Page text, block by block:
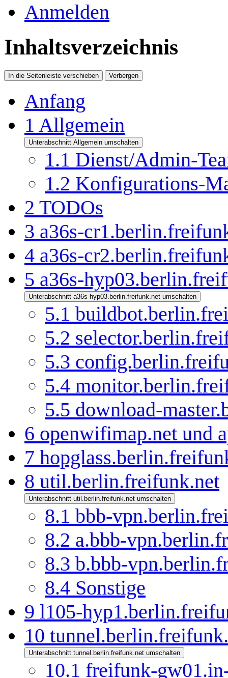
Anmelden
Inhaltsverzeichnis
In die Seitenleiste verschieben Verbergen
Anfang
1 Allgemein
Unterabschnitt Allgemein umschalten
1.1 Dienst/Admin-
1.2 Konfigurations-
2 TODOs
3 a36s-
4 a36s-
5 a36s-
Unterabschnitt a36s-hyp03.berlin.freifunk.net umschalten
5.1
5.2
5.3
5.4
5.5 download-
6 openwifimap.net und
7
8 util.berlin.freifunk.net
Unterabschnitt util.berlin.freifunk.net umschalten
8.1 bbb-
8.2 a.bbb-
8.3 b.bbb-
8.4 Sonstige
9 l105-
10
Unterabschnitt tunnel.berlin.freifunk.net umschalten
10.1 freifunk-